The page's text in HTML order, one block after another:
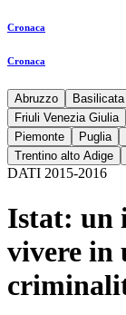
Cronaca
Cronaca
Abruzzo Basilicata
Friuli Venezia Giulia
Piemonte
Puglia
Trentino alto Adige
DATI 2015-2016
Istat: un
vivere in